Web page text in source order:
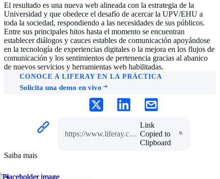
El resultado es una nueva web alineada con la estrategia de la
Universidad y que obedece el desafío de acercar la UPV/EHU a
toda la sociedad, respondiendo a las necesidades de sus públicos.
Entre sus principales hitos hasta el momento se encuentran
establecer diálogos y cauces estables de comunicación apoyándose
en la tecnología de experiencias digitales o la mejora en los flujos de
comunicación y los sentimientos de pertenencia gracias al abanico
de nuevos servicios y herramientas web habilitadas.
CONOCE A LIFERAY EN LA PRÁCTICA
Solicita una demo en vivo
https://www.liferay.com/pt/resources/case-studies/universidad-pais-vasco
Link
Copied to
Clipboard
Saiba mais